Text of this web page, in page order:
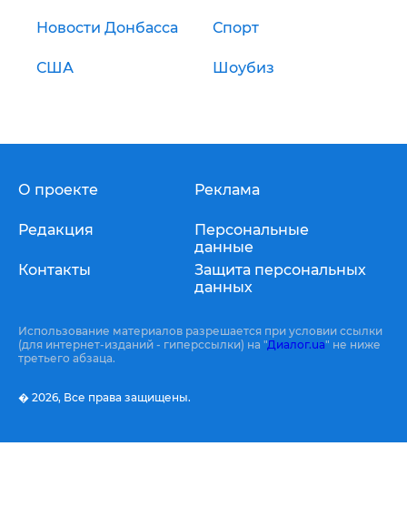
Новости Донбасса Спорт
США Шоубиз
О проекте
Редакция
Контакты
Реклама
Персональные
данные
Защита персональных
данных
Использование материалов разрешается при условии ссылки
(для интернет-изданий - гиперссылки) на "Диалог.ua" не ниже
третьего абзаца.
� 2026, Все права защищены.